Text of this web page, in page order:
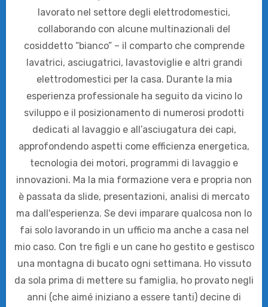
lavorato nel settore degli elettrodomestici,
collaborando con alcune multinazionali del
cosiddetto “bianco” – il comparto che comprende
lavatrici, asciugatrici, lavastoviglie e altri grandi
elettrodomestici per la casa. Durante la mia
esperienza professionale ha seguito da vicino lo
sviluppo e il posizionamento di numerosi prodotti
dedicati al lavaggio e all’asciugatura dei capi,
approfondendo aspetti come efficienza energetica,
tecnologia dei motori, programmi di lavaggio e
innovazioni. Ma la mia formazione vera e propria non
è passata da slide, presentazioni, analisi di mercato
ma dall'esperienza. Se devi imparare qualcosa non lo
fai solo lavorando in un ufficio ma anche a casa nel
mio caso. Con tre figli e un cane ho gestito e gestisco
una montagna di bucato ogni settimana. Ho vissuto
da sola prima di mettere su famiglia, ho provato negli
anni (che aimé iniziano a essere tanti) decine di